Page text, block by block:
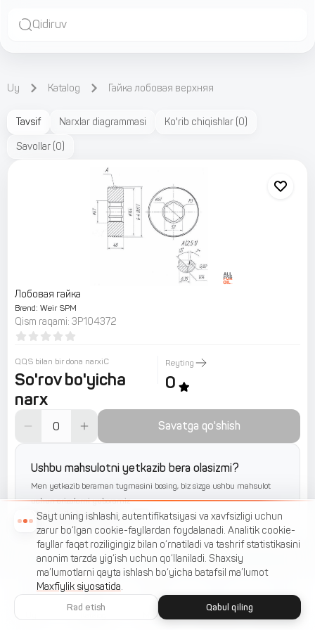
Qidiruv
Uy Katalog Гайка лобовая верхняя
Tavsif Narxlar diagrammasi Ko'rib chiqishlar (0)
Savollar (0)
Лобовая гайка
Brend: Weir SPM
Qism raqami: 3P104372
QQS bilan bir dona narxiС
So'rov bo'yicha
narx
Reyting
0
Savatga qo'shish
Ushbu mahsulotni yetkazib bera olasizmi?
Men yetkazib beraman tugmasini bosing, biz sizga ushbu mahsulot
uchun arizalarni yuboramiz
Yetkazib beraman
Menyu Sevimlilar
Sayt uning ishlashi, autentifikatsiyasi va xavfsizligi uchun
zarur bo‘lgan cookie-fayllardan foydalanadi. Analitik cookie-
fayllar faqat roziligingiz bilan o‘rnatiladi va tashrif statistikasini
anonim tarzda yig‘ish uchun qo‘llaniladi. Shaxsiy
ma’lumotlarni qayta ishlash bo‘yicha batafsil ma’lumot
Maxfiylik siyosatida.
Rad etish Qabul qiling